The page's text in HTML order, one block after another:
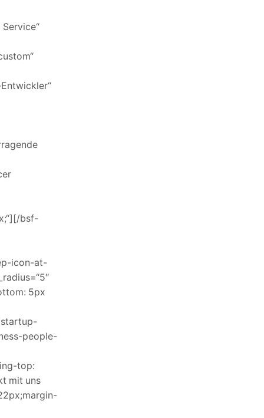
bsf-
icon-at-
5px
people-
top:
mit uns